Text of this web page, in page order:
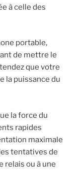
à celle des
portable,
de mettre le
que votre
la puissance du
la force du
rapides
maximale
tentatives de
relais ou à une